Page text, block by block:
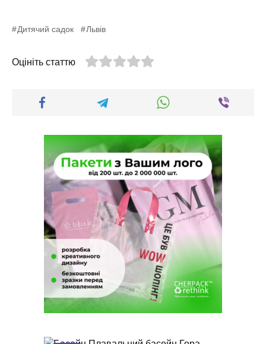
Дитячий садок Львів
Оцініть статтю